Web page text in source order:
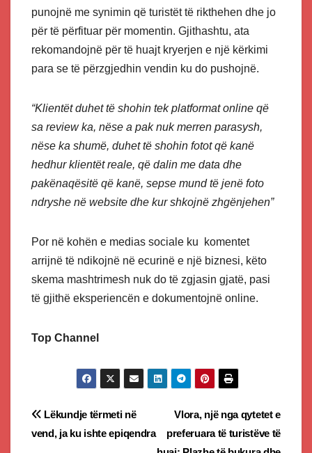
punojnë me synimin që turistët të rikthehen dhe jo
për të përfituar për momentin. Gjithashtu, ata
rekomandojnë për të huajt kryerjen e një kërkimi
para se të përzgjedhin vendin ku do pushojnë.
“Klientët duhet të shohin tek platformat online që
sa review ka, nëse a pak nuk merren parasysh,
nëse ka shumë, duhet të shohin fotot që kanë
hedhur klientët reale, që dalin me data dhe
pakënaqësitë që kanë, sepse mund të jenë foto
ndryshe në website dhe kur shkojnë zhgënjehen”
Por në kohën e medias sociale ku komentet
arrijnë të ndikojnë në ecurinë e një biznesi, këto
skema mashtrimesh nuk do të zgjasin gjatë, pasi
të gjithë eksperiencën e dokumentojnë online.
Top Channel
Post
navigation
Vlora, një nga qytetet e
preferuara të turistëve të
Lëkundje tërmeti në
vend, ja ku ishte epiqendra